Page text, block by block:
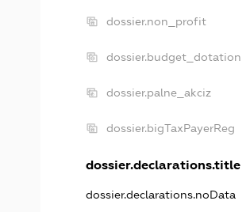
dossier.non_profit
dossier.budget_dotation
dossier.palne_akciz
dossier.bigTaxPayerReg
dossier.declarations.title
dossier.declarations.noData